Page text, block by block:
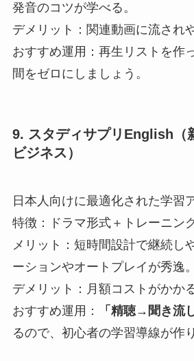
発音のコツが学べる。
デメリット：関連動画に流され
おすすめ運用：再生リストを作
間をゼロにしましょう。
9. スタディサプリEnglish（
ビジネス）
日本人向けに最適化された学習
特徴：ドラマ形式＋トレーニン
メリット：短時間設計で継続し
ーションやオートプレイが秀逸。
デメリット：月額コストがかかる
おすすめ運用：
「精聴→聞き流し
るので、初心者の学習導線が作